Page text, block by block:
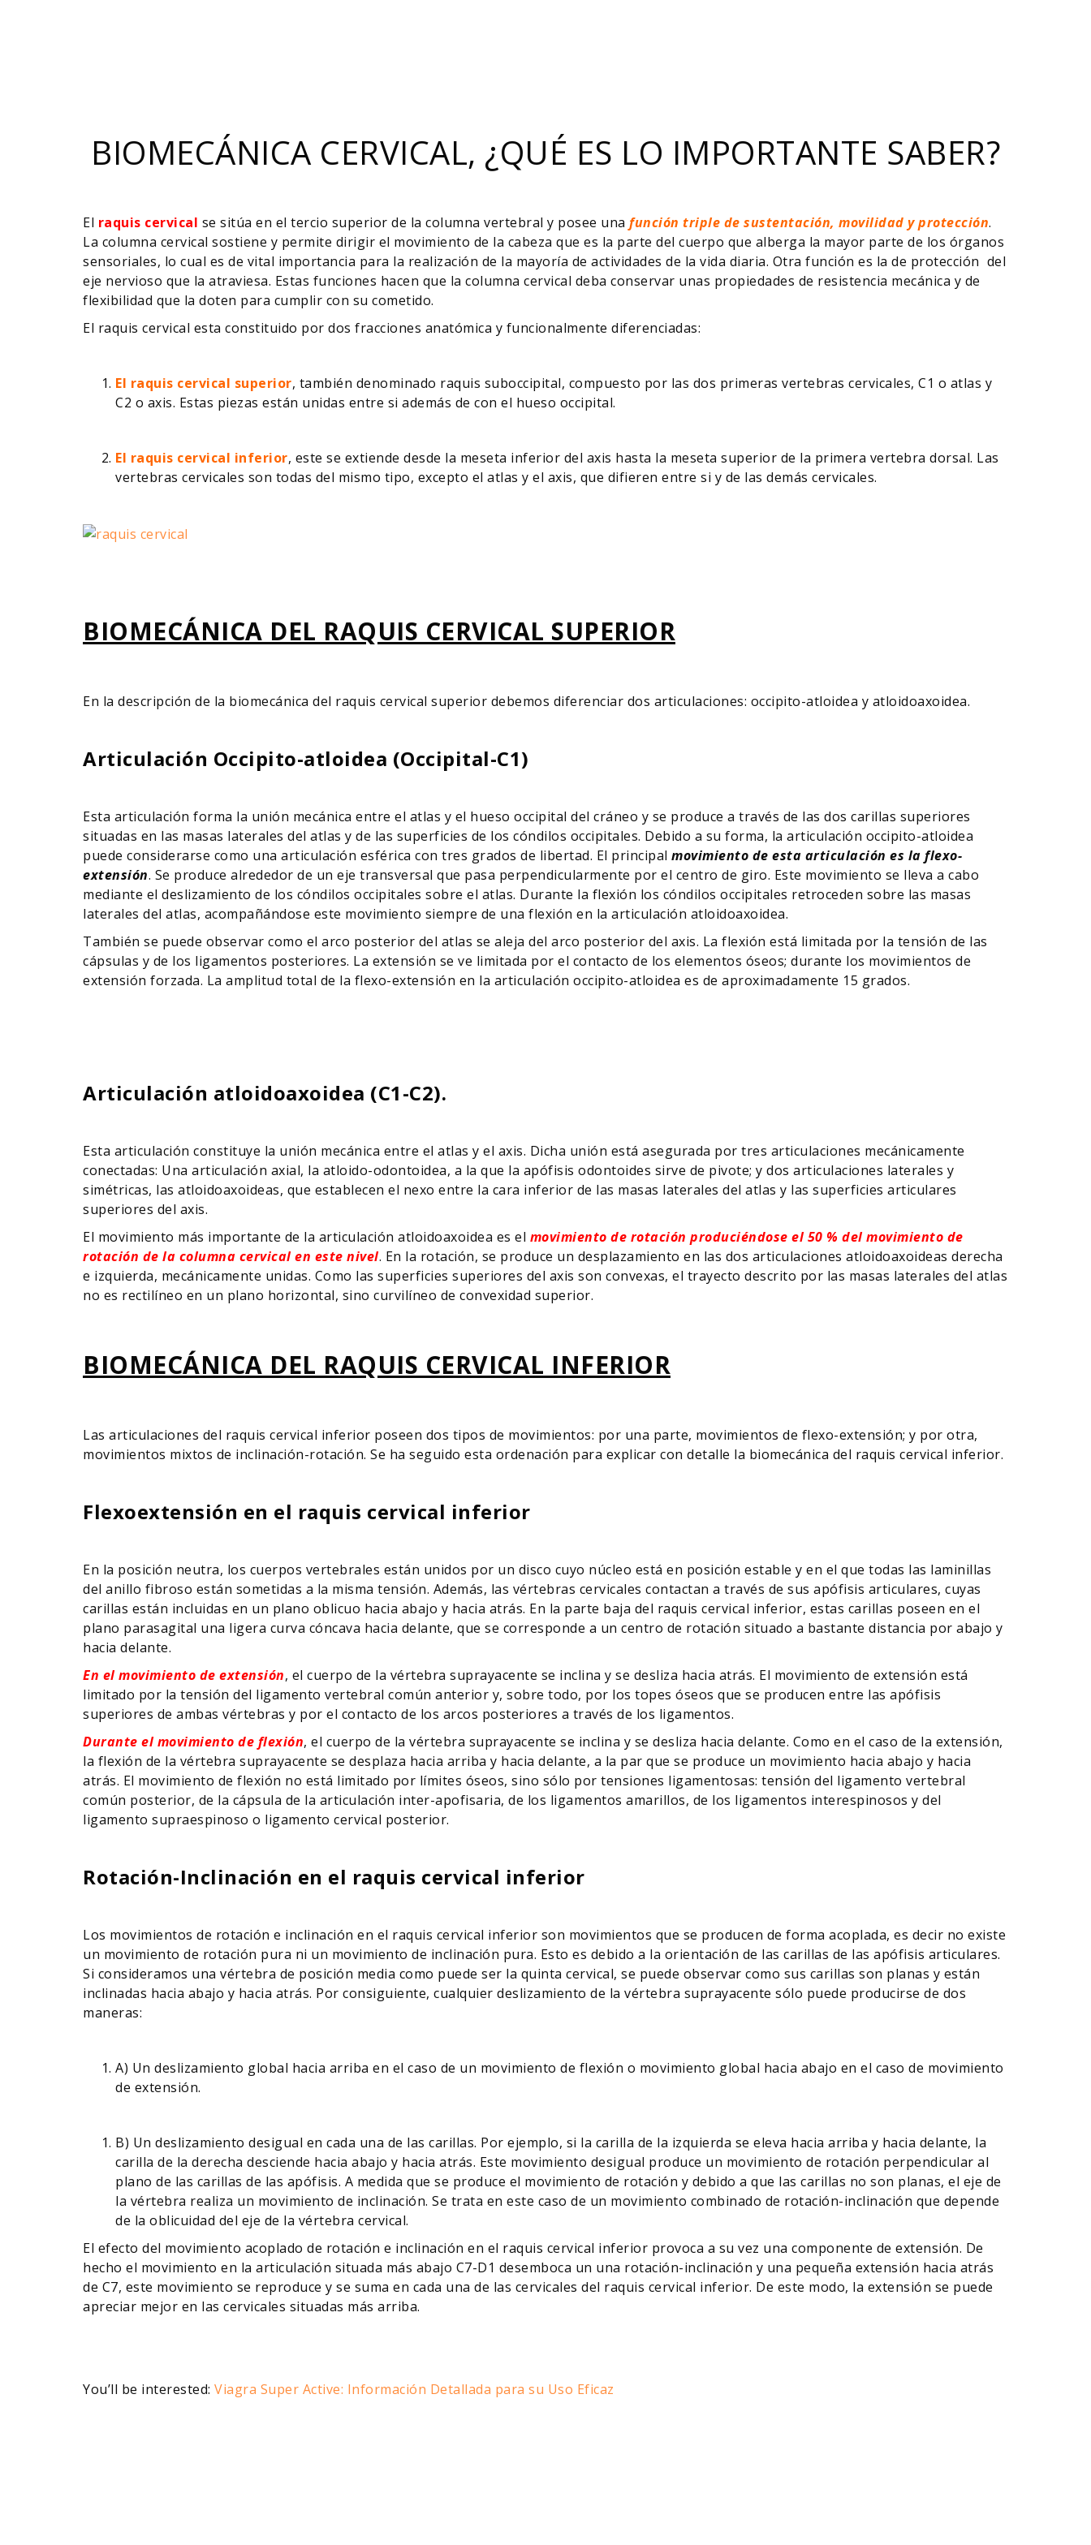
BIOMECÁNICA CERVICAL, ¿QUÉ ES LO IMPORTANTE SABER?
El raquis cervical se sitúa en el tercio superior de la columna vertebral y posee una función triple de sustentación, movilidad y protección.
La columna cervical sostiene y permite dirigir el movimiento de la cabeza que es la parte del cuerpo que alberga la mayor parte de los órganos
sensoriales, lo cual es de vital importancia para la realización de la mayoría de actividades de la vida diaria. Otra función es la de protección del
eje nervioso que la atraviesa. Estas funciones hacen que la columna cervical deba conservar unas propiedades de resistencia mecánica y de
flexibilidad que la doten para cumplir con su cometido.
El raquis cervical esta constituido por dos fracciones anatómica y funcionalmente diferenciadas:
El raquis cervical superior, también denominado raquis suboccipital, compuesto por las dos primeras vertebras cervicales, C1 o atlas y
C2 o axis. Estas piezas están unidas entre si además de con el hueso occipital.
El raquis cervical inferior, este se extiende desde la meseta inferior del axis hasta la meseta superior de la primera vertebra dorsal. Las
vertebras cervicales son todas del mismo tipo, excepto el atlas y el axis, que difieren entre si y de las demás cervicales.
BIOMECÁNICA DEL RAQUIS CERVICAL SUPERIOR
En la descripción de la biomecánica del raquis cervical superior debemos diferenciar dos articulaciones: occipito-atloidea y atloidoaxoidea.
Articulación Occipito-atloidea (Occipital-C1)
Esta articulación forma la unión mecánica entre el atlas y el hueso occipital del cráneo y se produce a través de las dos carillas superiores
situadas en las masas laterales del atlas y de las superficies de los cóndilos occipitales. Debido a su forma, la articulación occipito-atloidea
puede considerarse como una articulación esférica con tres grados de libertad. El principal movimiento de esta articulación es la flexo-
extensión. Se produce alrededor de un eje transversal que pasa perpendicularmente por el centro de giro. Este movimiento se lleva a cabo
mediante el deslizamiento de los cóndilos occipitales sobre el atlas. Durante la flexión los cóndilos occipitales retroceden sobre las masas
laterales del atlas, acompañándose este movimiento siempre de una flexión en la articulación atloidoaxoidea.
También se puede observar como el arco posterior del atlas se aleja del arco posterior del axis. La flexión está limitada por la tensión de las
cápsulas y de los ligamentos posteriores. La extensión se ve limitada por el contacto de los elementos óseos; durante los movimientos de
extensión forzada. La amplitud total de la flexo-extensión en la articulación occipito-atloidea es de aproximadamente 15 grados.
Articulación atloidoaxoidea (C1-C2).
Esta articulación constituye la unión mecánica entre el atlas y el axis. Dicha unión está asegurada por tres articulaciones mecánicamente
conectadas: Una articulación axial, la atloido-odontoidea, a la que la apófisis odontoides sirve de pivote; y dos articulaciones laterales y
simétricas, las atloidoaxoideas, que establecen el nexo entre la cara inferior de las masas laterales del atlas y las superficies articulares
superiores del axis.
El movimiento más importante de la articulación atloidoaxoidea es el movimiento de rotación produciéndose el 50 % del movimiento de
rotación de la columna cervical en este nivel. En la rotación, se produce un desplazamiento en las dos articulaciones atloidoaxoideas derecha
e izquierda, mecánicamente unidas. Como las superficies superiores del axis son convexas, el trayecto descrito por las masas laterales del atlas
no es rectilíneo en un plano horizontal, sino curvilíneo de convexidad superior.
BIOMECÁNICA DEL RAQUIS CERVICAL INFERIOR
Las articulaciones del raquis cervical inferior poseen dos tipos de movimientos: por una parte, movimientos de flexo-extensión; y por otra,
movimientos mixtos de inclinación-rotación. Se ha seguido esta ordenación para explicar con detalle la biomecánica del raquis cervical inferior.
Flexoextensión en el raquis cervical inferior
En la posición neutra, los cuerpos vertebrales están unidos por un disco cuyo núcleo está en posición estable y en el que todas las laminillas
del anillo fibroso están sometidas a la misma tensión. Además, las vértebras cervicales contactan a través de sus apófisis articulares, cuyas
carillas están incluidas en un plano oblicuo hacia abajo y hacia atrás. En la parte baja del raquis cervical inferior, estas carillas poseen en el
plano parasagital una ligera curva cóncava hacia delante, que se corresponde a un centro de rotación situado a bastante distancia por abajo y
hacia delante.
En el movimiento de extensión, el cuerpo de la vértebra suprayacente se inclina y se desliza hacia atrás. El movimiento de extensión está
limitado por la tensión del ligamento vertebral común anterior y, sobre todo, por los topes óseos que se producen entre las apófisis
superiores de ambas vértebras y por el contacto de los arcos posteriores a través de los ligamentos.
Durante el movimiento de flexión, el cuerpo de la vértebra suprayacente se inclina y se desliza hacia delante. Como en el caso de la extensión,
la flexión de la vértebra suprayacente se desplaza hacia arriba y hacia delante, a la par que se produce un movimiento hacia abajo y hacia
atrás. El movimiento de flexión no está limitado por límites óseos, sino sólo por tensiones ligamentosas: tensión del ligamento vertebral
común posterior, de la cápsula de la articulación inter-apofisaria, de los ligamentos amarillos, de los ligamentos interespinosos y del
ligamento supraespinoso o ligamento cervical posterior.
Rotación-Inclinación en el raquis cervical inferior
Los movimientos de rotación e inclinación en el raquis cervical inferior son movimientos que se producen de forma acoplada, es decir no existe
un movimiento de rotación pura ni un movimiento de inclinación pura. Esto es debido a la orientación de las carillas de las apófisis articulares.
Si consideramos una vértebra de posición media como puede ser la quinta cervical, se puede observar como sus carillas son planas y están
inclinadas hacia abajo y hacia atrás. Por consiguiente, cualquier deslizamiento de la vértebra suprayacente sólo puede producirse de dos
maneras:
A) Un deslizamiento global hacia arriba en el caso de un movimiento de flexión o movimiento global hacia abajo en el caso de movimiento
de extensión.
B) Un deslizamiento desigual en cada una de las carillas. Por ejemplo, si la carilla de la izquierda se eleva hacia arriba y hacia delante, la
carilla de la derecha desciende hacia abajo y hacia atrás. Este movimiento desigual produce un movimiento de rotación perpendicular al
plano de las carillas de las apófisis. A medida que se produce el movimiento de rotación y debido a que las carillas no son planas, el eje de
la vértebra realiza un movimiento de inclinación. Se trata en este caso de un movimiento combinado de rotación-inclinación que depende
de la oblicuidad del eje de la vértebra cervical.
El efecto del movimiento acoplado de rotación e inclinación en el raquis cervical inferior provoca a su vez una componente de extensión. De
hecho el movimiento en la articulación situada más abajo C7-D1 desemboca un una rotación-inclinación y una pequeña extensión hacia atrás
de C7, este movimiento se reproduce y se suma en cada una de las cervicales del raquis cervical inferior. De este modo, la extensión se puede
apreciar mejor en las cervicales situadas más arriba.
You’ll be interested: Viagra Super Active: Información Detallada para su Uso Eficaz